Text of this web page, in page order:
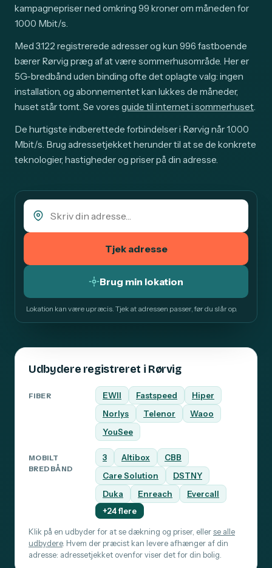
kampagnepriser ned omkring 99 kroner om måneden for
1000 Mbit/s.
Med 3.122 registrerede adresser og kun 996 fastboende
bærer Rørvig præg af at være sommerhusområde. Her er
5G-bredbånd uden binding ofte det oplagte valg: ingen
installation, og abonnementet kan lukkes de måneder,
huset står tomt. Se vores guide til internet i sommerhuset.
De hurtigste indberettede forbindelser i Rørvig når 1.000
Mbit/s. Brug adressetjekket herunder til at se de konkrete
teknologier, hastigheder og priser på din adresse.
Tjek adresse
Brug min lokation
Lokation kan være upræcis. Tjek at adressen passer, før du slår op.
Udbydere registreret i Rørvig
FIBER EWII Fastspeed
Hiper
Norlys
Telenor
Waoo
YouSee
MOBILT
BREDBÅND
3 Altibox
CBB
Care Solution
DSTNY
Duka
Enreach
Evercall
+24 flere
Klik på en udbyder for at se dækning og priser, eller se alle
udbydere. Hvem der præcist kan levere afhænger af din
adresse: adressetjekket ovenfor viser det for din bolig.